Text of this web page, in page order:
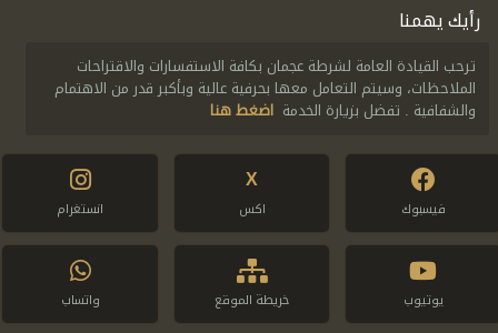
رأيك يهمنا
ترحب القيادة العامة لشرطة عجمان بكافة الاستفسارات والاقتراحات
الملاحظات، وسيتم التعامل معها بحرفية عالية وبأكبر قدر من الاهتمام
والشفافية . تفضل بزيارة الخدمة
اضغط هنا
فيسبوك
X
اكس انستغرام
يوتيوب خريطة الموقع واتساب